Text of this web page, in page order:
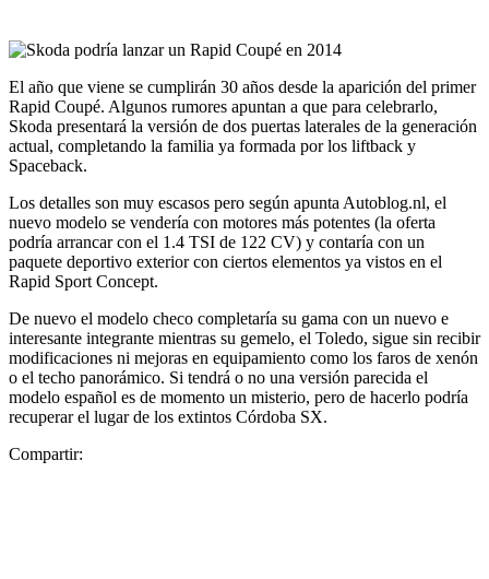
El año que viene se cumplirán 30 años desde la aparición del primer
Rapid Coupé. Algunos rumores apuntan a que para celebrarlo,
Skoda presentará la versión de dos puertas laterales de la generación
actual, completando la familia ya formada por los liftback y
Spaceback.
Los detalles son muy escasos pero según apunta Autoblog.nl, el
nuevo modelo se vendería con motores más potentes (la oferta
podría arrancar con el 1.4 TSI de 122 CV) y contaría con un
paquete deportivo exterior con ciertos elementos ya vistos en el
Rapid Sport Concept.
De nuevo el modelo checo completaría su gama con un nuevo e
interesante integrante mientras su gemelo, el Toledo, sigue sin recibir
modificaciones ni mejoras en equipamiento como los faros de xenón
o el techo panorámico. Si tendrá o no una versión parecida el
modelo español es de momento un misterio, pero de hacerlo podría
recuperar el lugar de los extintos Córdoba SX.
Compartir: